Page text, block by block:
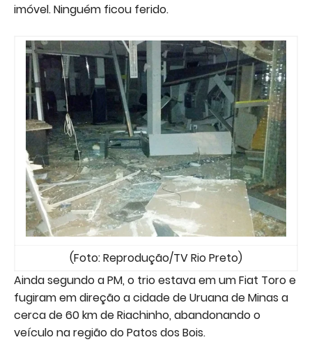
imóvel. Ninguém ficou ferido.
(Foto: Reprodução/TV Rio Preto)
Ainda segundo a PM, o trio estava em um Fiat Toro e
fugiram em direção a cidade de Uruana de Minas a
cerca de 60 km de Riachinho, abandonando o
veículo na região do Patos dos Bois.